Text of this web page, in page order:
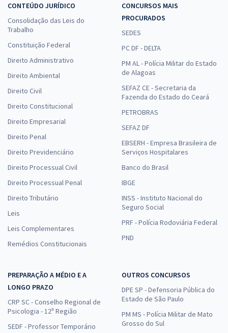
CONTEÚDO JURÍDICO
Consolidação das Leis do
Trabalho
Constituição Federal
Direito Administrativo
Direito Ambiental
Direito Civil
Direito Constitucional
Direito Empresarial
Direito Penal
Direito Previdenciário
Direito Processual Civil
Direito Processual Penal
Direito Tributário
Leis
Leis Complementares
Remédios Constitucionais
CONCURSOS MAIS
PROCURADOS
SEDES
PC DF - DELTA
PM AL - Polícia Militar do Estado
de Alagoas
SEFAZ CE - Secretaria da
Fazenda do Estado do Ceará
PETROBRAS
SEFAZ DF
EBSERH - Empresa Brasileira de
Serviços Hospitalares
Banco do Brasil
IBGE
INSS - Instituto Nacional do
Seguro Social
PRF - Polícia Rodoviária Federal
PND
PREPARAÇÃO A MÉDIO E A
LONGO PRAZO
CRP SC - Conselho Regional de
Psicologia - 12ª Região
SEDF - Professor Temporário
OUTROS CONCURSOS
DPE SP - Defensoria Pública do
Estado de São Paulo
PM MS - Polícia Militar de Mato
Grosso do Sul